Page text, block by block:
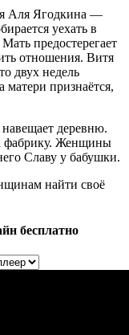
Аля Ягодкина —
уехать в
предостерегает
отношения. Витя
двух недель
матери признаётся,
деревню.
фабрику. Женщины
Славу у бабушки.
найти своё
бесплатно